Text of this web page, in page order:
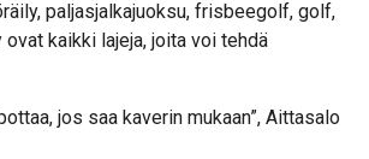
paljasjalkajuoksu, frisbeegolf, golf,
kaikki lajeja, joita voi tehdä
jos saa kaverin mukaan”, Aittasalo